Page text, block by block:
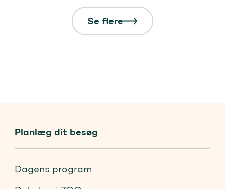
Se flere
Planlæg dit besøg
Dagens program